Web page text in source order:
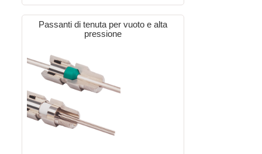
Passanti di tenuta per vuoto e alta
pressione